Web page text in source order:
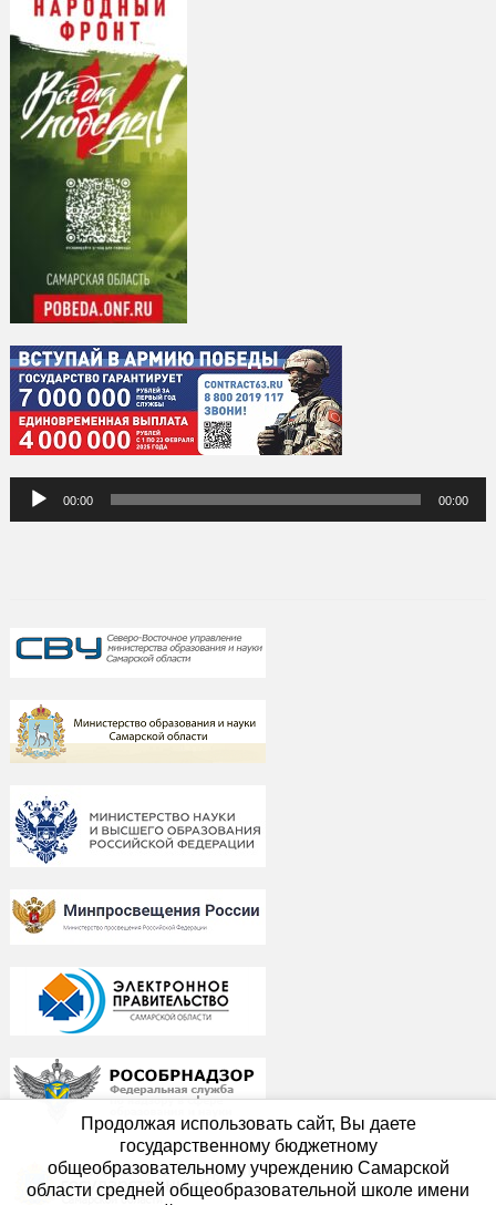
Аудиоплеер
00:00 00:00
Продолжая использовать сайт, Вы даете
государственному бюджетному
общеобразовательному учреждению Самарской
области средней общеобразовательной школе имени